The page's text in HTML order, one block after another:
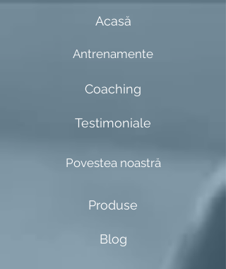
Acasă
Antrenamente
Coaching
Testimoniale
Produse
Blog
Povestea noastră